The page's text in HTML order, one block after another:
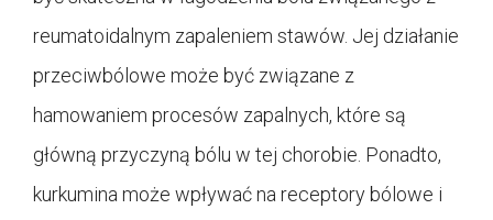
reumatoidalnym zapaleniem stawów. Jej działanie
przeciwbólowe może być związane z
hamowaniem procesów zapalnych, które są
główną przyczyną bólu w tej chorobie. Ponadto,
kurkumina może wpływać na receptory bólowe i